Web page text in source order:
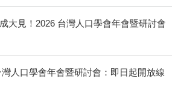
大見！2026 台灣人口學會年會暨研討會
灣人口學會年會暨研討會：即日起開放線